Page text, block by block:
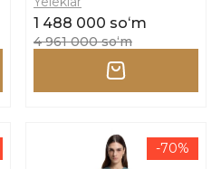
1 488 000 soʻm
4 961 000 soʻm
-70%